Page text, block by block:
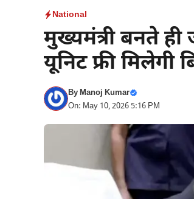
National
मुख्यमंत्री बनते
यूनिट फ्री मिलेगी
ByManoj Kumar
On: May 10, 2026 5:16 PM